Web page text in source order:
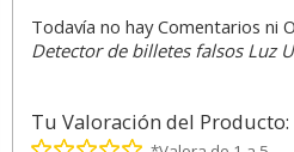
Todavía no hay Comentarios ni
Detector de billetes falsos Luz
Tu Valoración del Producto: